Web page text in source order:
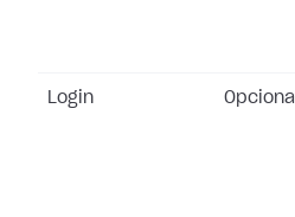
Login Opcional